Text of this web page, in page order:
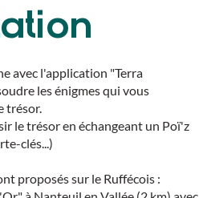
avec l'application "Terra
les énigmes qui vous
trésor.
le trésor en échangeant un Poï'z
clés...)
proposés sur le Ruffécois :